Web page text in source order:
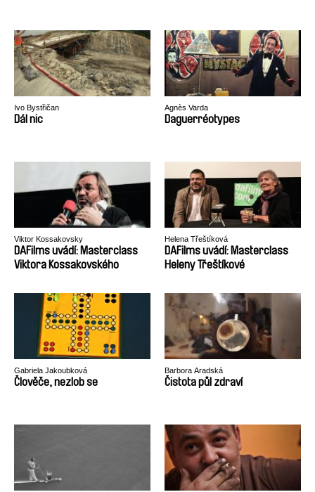
Ivo Bystřičan
Dál nic
Agnès Varda
Daguerréotypes
Viktor Kossakovsky
DAFilms uvádí: Masterclass
Viktora Kossakovského
Helena Třeštíková
DAFilms uvádí: Masterclass
Heleny Třeštíkové
Gabriela Jakoubková
Člověče, nezlob se
Barbora Aradská
Čistota půl zdraví